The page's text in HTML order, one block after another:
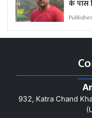
के पास
932, Katra Chand